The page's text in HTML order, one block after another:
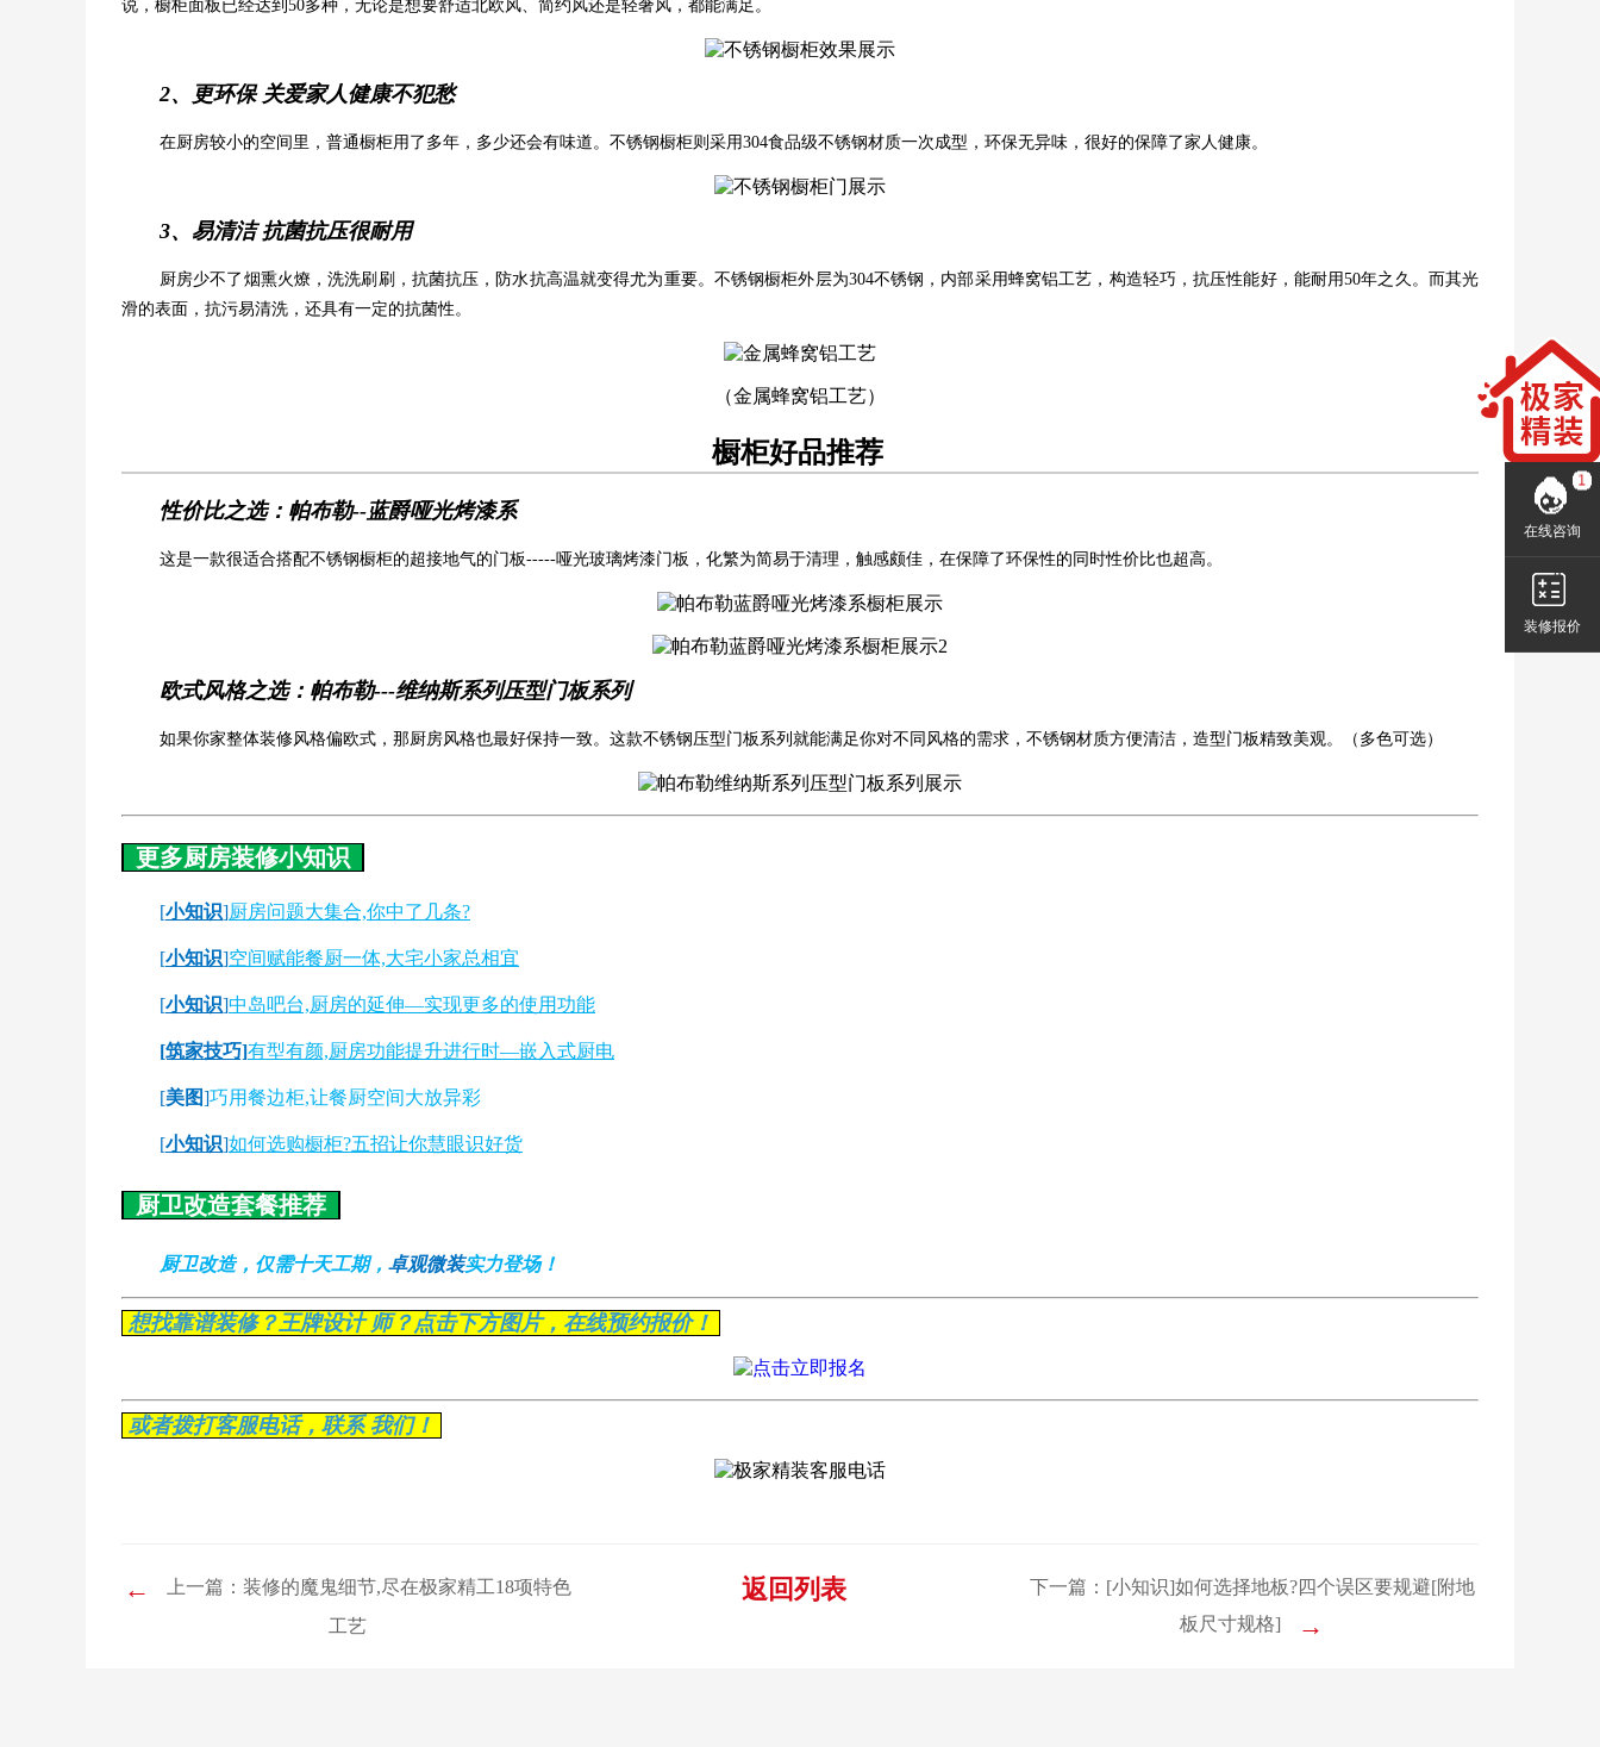
说，橱柜面板已经达到50多种，无论是想要舒适北欧风、简约风还是轻奢风，都能满足。
2、更环保 关爱家人健康不犯愁
在厨房较小的空间里，普通橱柜用了多年，多少还会有味道。不锈钢橱柜则采用304食品级不锈钢材质一次成型，环保无异味，很好的保障了家人健康。
3、易清洁 抗菌抗压很耐用
厨房少不了烟熏火燎，洗洗刷刷，抗菌抗压，防水抗高温就变得尤为重要。不锈钢橱柜外层为304不锈钢，内部采用蜂窝铝工艺，构造轻巧，抗压性能好，能耐用50年之久。而其光
滑的表面，抗污易清洗，还具有一定的抗菌性。
（金属蜂窝铝工艺）
橱柜好品推荐
性价比之选：帕布勒--蓝爵哑光烤漆系
这是一款很适合搭配不锈钢橱柜的超接地气的门板-----哑光玻璃烤漆门板，化繁为简易于清理，触感颇佳，在保障了环保性的同时性价比也超高。
欧式风格之选：帕布勒---维纳斯系列压型门板系列
如果你家整体装修风格偏欧式，那厨房风格也最好保持一致。这款不锈钢压型门板系列就能满足你对不同风格的需求，不锈钢材质方便清洁，造型门板精致美观。（多色可选）
更多厨房装修小知识
[小知识]厨房问题大集合,你中了几条?
[小知识]空间赋能餐厨一体,大宅小家总相宜
[小知识]中岛吧台,厨房的延伸—实现更多的使用功能
[筑家技巧]有型有颜,厨房功能提升进行时—嵌入式厨电
[美图]巧用餐边柜,让餐厨空间大放异彩
[小知识]如何选购橱柜?五招让你慧眼识好货
厨卫改造套餐推荐
厨卫改造，仅需十天工期， 卓观微装实力登场！
想找靠谱装修？王牌设计 师？点击下方图片，在线预约报价！
或者拨打客服电话，联系 我们！
←
上一篇：装修的魔鬼细节,尽在极家精工18项特色
工艺
返回列表
下一篇：[小知识]如何选择地板?四个误区要规避[附地
板尺寸规格]
→
在线咨询
装修报价